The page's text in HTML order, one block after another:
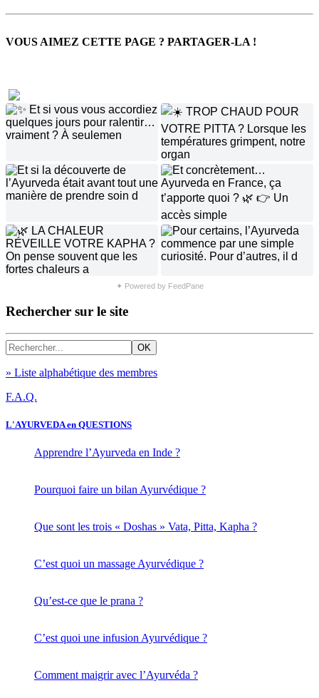
VOUS AIMEZ CETTE PAGE ? PARTAGER-LA !
✦ Powered by FeedPane
Rechercher sur le site
» Liste alphabétique des membres
F.A.Q.
L'AYURVEDA en QUESTIONS
Apprendre l’Ayurveda en Inde ?
Pourquoi faire un bilan Ayurvédique ?
Que sont les trois « Doshas » Vata, Pitta, Kapha ?
C’est quoi un massage Ayurvédique ?
Qu’est-ce que le prana ?
C’est quoi une infusion Ayurvédique ?
Comment maigrir avec l’Ayurvéda ?